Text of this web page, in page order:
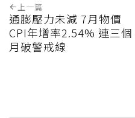
上一篇
通膨壓力未減 7月物價
CPI年增率2.54% 連三個
月破警戒線